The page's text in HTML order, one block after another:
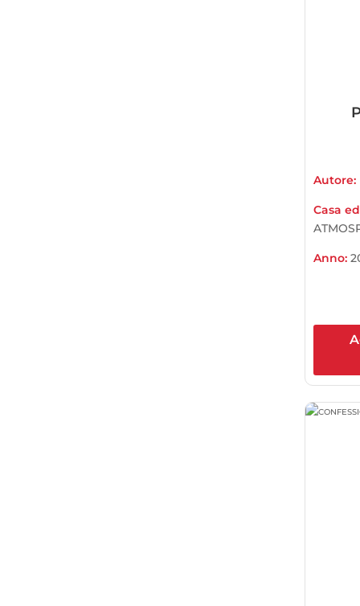
Autore:
Casa
Anno: